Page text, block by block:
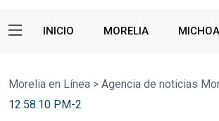
INICIO MORELIA
Morelia en Línea > Agencia de noticias
12.58.10 PM-2